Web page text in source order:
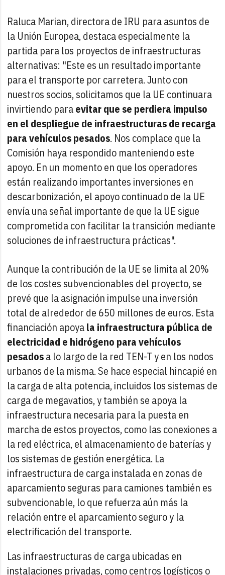
Raluca Marian, directora de IRU para asuntos de
la Unión Europea, destaca especialmente la
partida para los proyectos de infraestructuras
alternativas: "Este es un resultado importante
para el transporte por carretera. Junto con
nuestros socios, solicitamos que la UE continuara
invirtiendo paraevitar que se perdiera impulso
en el despliegue de infraestructuras de recarga
para vehículos pesados. Nos complace que la
Comisión haya respondido manteniendo este
apoyo. En un momento en que los operadores
están realizando importantes inversiones en
descarbonización, el apoyo continuado de la UE
envía una señal importante de que la UE sigue
comprometida con facilitar la transición mediante
soluciones de infraestructura prácticas".
Aunque la contribución de la UE se limita al 20%
de los costes subvencionables del proyecto, se
prevé que la asignación impulse una inversión
total de alrededor de 650 millones de euros. Esta
financiación apoyala infraestructura pública de
electricidad e hidrógeno para vehículos
pesados​​a lo largo de la red TEN-T y en los nodos
urbanos de la misma. Se hace especial hincapié en
la carga de alta potencia, incluidos los sistemas de
carga de megavatios, y también se apoya la
infraestructura necesaria para la puesta en
marcha de estos proyectos, como las conexiones a
la red eléctrica, el almacenamiento de baterías y
los sistemas de gestión energética. La
infraestructura de carga instalada en zonas de
aparcamiento seguras para camiones también es
subvencionable, lo que refuerza aún más la
relación entre el aparcamiento seguro y la
electrificación del transporte.
Las infraestructuras de carga ubicadas en
instalaciones privadas, como centros logísticos o